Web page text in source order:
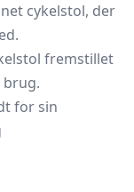
cykelstol, der
fremstillet
brug.
for sin